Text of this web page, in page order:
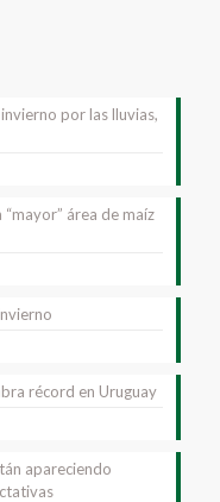
por las lluvias,
área de maíz
récord en Uruguay
apareciendo